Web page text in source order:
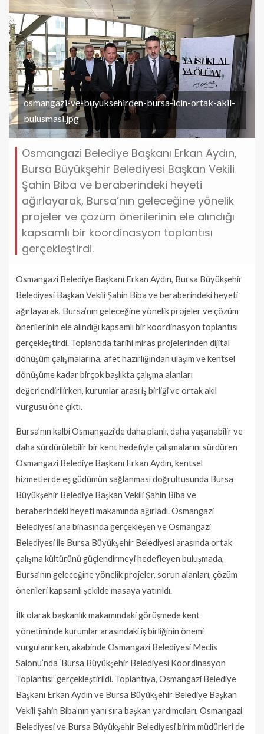
osmangazi-ve-buyuksehirden-bursa-icin-ortak-akil-
bulusmasi.jpg
Osmangazi Belediye Başkanı Erkan Aydın,
Bursa Büyükşehir Belediyesi Başkan Vekili
Şahin Biba ve beraberindeki heyeti
ağırlayarak, Bursa’nın geleceğine yönelik
projeler ve çözüm önerilerinin ele alındığı
kapsamlı bir koordinasyon toplantısı
gerçekleştirdi.
Osmangazi Belediye Başkanı Erkan Aydın, Bursa Büyükşehir
Belediyesi Başkan Vekili Şahin Biba ve beraberindeki heyeti
ağırlayarak, Bursa’nın geleceğine yönelik projeler ve çözüm
önerilerinin ele alındığı kapsamlı bir koordinasyon toplantısı
gerçekleştirdi. Toplantıda tarihi miras projelerinden dijital
dönüşüm çalışmalarına, afet hazırlığından ulaşım ve kentsel
dönüşüme kadar birçok başlıkta çalışma alanları
değerlendirilirken, kurumlar arası iş birliği ve ortak akıl
vurgusu öne çıktı.
Bursa’nın kalbi Osmangazi’de daha planlı, daha yaşanabilir ve
daha sürdürülebilir bir kent hedefiyle çalışmalarını sürdüren
Osmangazi Belediye Başkanı Erkan Aydın, kentsel
hizmetlerde eş güdümün sağlanması doğrultusunda Bursa
Büyükşehir Belediye Başkan Vekili Şahin Biba ve
beraberindeki heyeti makamında ağırladı. Osmangazi
Belediyesi ana binasında gerçekleşen ve Osmangazi
Belediyesi ile Bursa Büyükşehir Belediyesi arasında ortak
çalışma kültürünü güçlendirmeyi hedefleyen buluşmada,
Bursa’nın geleceğine yönelik projeler, sorun alanları, çözüm
önerileri kapsamlı şekilde masaya yatırıldı.
İlk olarak başkanlık makamındaki görüşmede kent
yönetiminde kurumlar arasındaki iş birliğinin önemi
vurgulanırken, akabinde Osmangazi Belediyesi Meclis
Salonu’nda ‘Bursa Büyükşehir Belediyesi Koordinasyon
Toplantısı’ gerçekleştirildi. Toplantıya, Osmangazi Belediye
Başkanı Erkan Aydın ve Bursa Büyükşehir Belediye Başkan
Vekili Şahin Biba’nın yanı sıra başkan yardımcıları, Osmangazi
Belediyesi ve Bursa Büyükşehir Belediyesi birim müdürleri de